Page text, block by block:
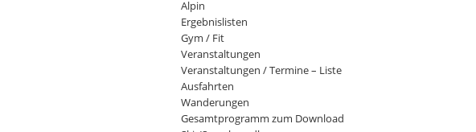
Alpin
Ergebnislisten
Gym / Fit
Veranstaltungen
Veranstaltungen / Termine – Liste
Ausfahrten
Wanderungen
Gesamtprogramm zum Download